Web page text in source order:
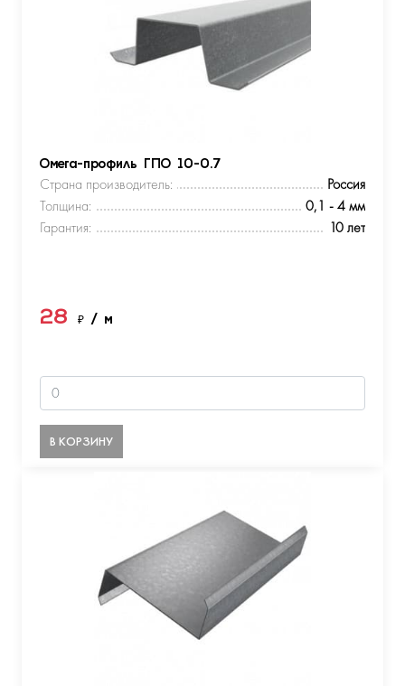
Омега-профиль ГПО 10-0.7
Страна производитель:
Россия
Толщина:
0,1 - 4 мм
Гарантия:
10 лет
28 ₽ / м
В КОРЗИНУ